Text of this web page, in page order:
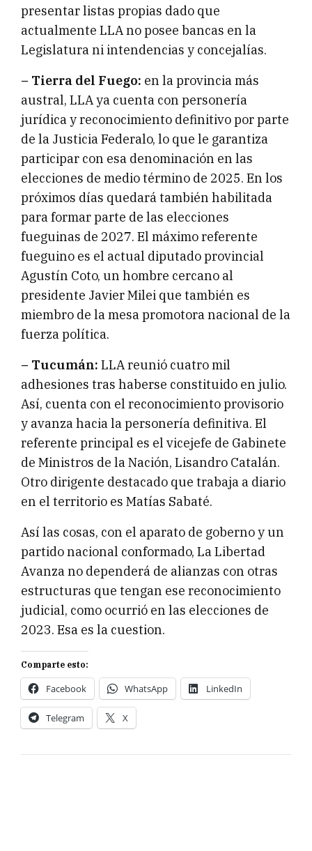
presentar listas propias dado que
actualmente LLA no posee bancas en la
Legislatura ni intendencias y concejalías.
– Tierra del Fuego: en la provincia más
austral, LLA ya cuenta con personería
jurídica y reconocimiento definitivo por parte
de la Justicia Federalo, lo que le garantiza
participar con esa denominación en las
elecciones de medio término de 2025. En los
próximos días quedará también habilitada
para formar parte de las elecciones
fueguinas de 2027. El máximo referente
fueguino es el actual diputado provincial
Agustín Coto, un hombre cercano al
presidente Javier Milei que también es
miembro de la mesa promotora nacional de la
fuerza política.
– Tucumán: LLA reunió cuatro mil
adhesiones tras haberse constituido en julio.
Así, cuenta con el reconocimiento provisorio
y avanza hacia la personería definitiva. El
referente principal es el vicejefe de Gabinete
de Ministros de la Nación, Lisandro Catalán.
Otro dirigente destacado que trabaja a diario
en el territorio es Matías Sabaté.
Así las cosas, con el aparato de goberno y un
partido nacional conformado, La Libertad
Avanza no dependerá de alianzas con otras
estructuras que tengan ese reconocimiento
judicial, como ocurrió en las elecciones de
2023. Esa es la cuestion.
Comparte esto:
Facebook WhatsApp LinkedIn
Telegram X